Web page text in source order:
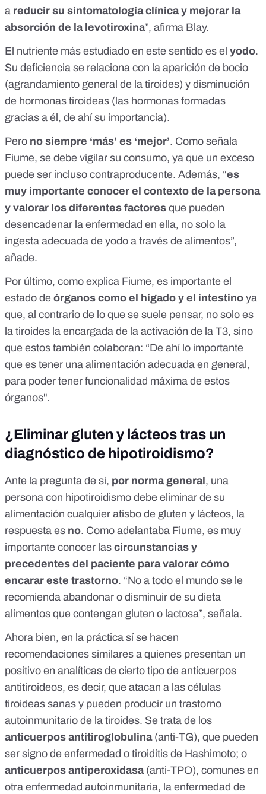
a reducir su sintomatología clínica y mejorar la
absorción de la levotiroxina”, afirma Blay.
El nutriente más estudiado en este sentido es el yodo.
Su deficiencia se relaciona con la aparición de bocio
(agrandamiento general de la tiroides) y disminución
de hormonas tiroideas (las hormonas formadas
gracias a él, de ahí su importancia).
Pero no siempre ‘más’ es ‘mejor’. Como señala
Fiume, se debe vigilar su consumo, ya que un exceso
puede ser incluso contraproducente. Además, “es
muy importante conocer el contexto de la persona
y valorar los diferentes factores que pueden
desencadenar la enfermedad en ella, no solo la
ingesta adecuada de yodo a través de alimentos”,
añade.
Por último, como explica Fiume, es importante el
estado de órganos como el hígado y el intestino ya
que, al contrario de lo que se suele pensar, no solo es
la tiroides la encargada de la activación de la T3, sino
que estos también colaboran: “De ahí lo importante
que es tener una alimentación adecuada en general,
para poder tener funcionalidad máxima de estos
órganos".
¿Eliminar gluten y lácteos tras un
diagnóstico de hipotiroidismo?
Ante la pregunta de si, por norma general , una
persona con hipotiroidismo debe eliminar de su
alimentación cualquier atisbo de gluten y lácteos, la
respuesta es no. Como adelantaba Fiume, es muy
importante conocer las circunstancias y
precedentes del paciente para valorar cómo
encarar este trastorno. “No a todo el mundo se le
recomienda abandonar o disminuir de su dieta
alimentos que contengan gluten o lactosa”, señala.
Ahora bien, en la práctica sí se hacen
recomendaciones similares a quienes presentan un
positivo en analíticas de cierto tipo de anticuerpos
antitiroideos, es decir, que atacan a las células
tiroideas sanas y pueden producir un trastorno
autoinmunitario de la tiroides. Se trata de los
anticuerpos antitiroglobulina (anti-TG), que pueden
ser signo de enfermedad o tiroiditis de Hashimoto; o
anticuerpos antiperoxidasa(anti-TPO), comunes en
otra enfermedad autoinmunitaria, la enfermedad de